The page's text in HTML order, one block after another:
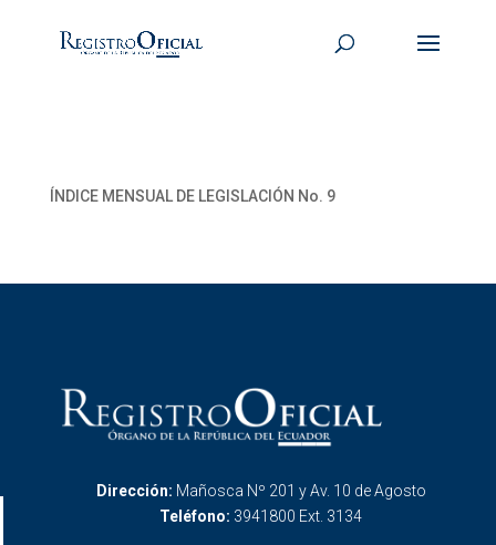
ÍNDICE MENSUAL DE LEGISLACIÓN No. 9
Dirección: Mañosca Nº 201 y Av. 10 de Agosto
Teléfono: 3941800 Ext. 3134